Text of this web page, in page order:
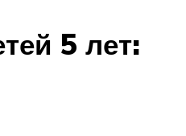
5 лет: